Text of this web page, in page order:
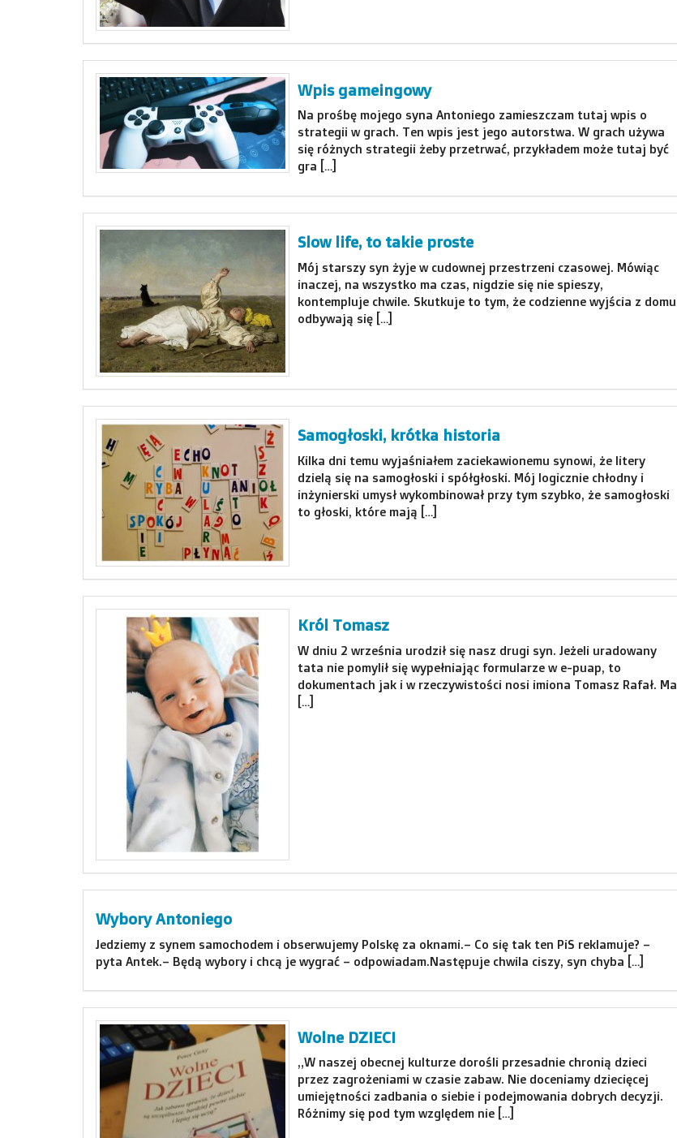
Wpis gameingowy
Na prośbę mojego syna Antoniego zamieszczam tutaj wpis o
strategii w grach. Ten wpis jest jego autorstwa. W grach używa
się różnych strategii żeby przetrwać, przykładem może tutaj być
gra […]
Slow life, to takie proste
Mój starszy syn żyje w cudownej przestrzeni czasowej. Mówiąc
inaczej, na wszystko ma czas, nigdzie się nie spieszy,
kontempluje chwile. Skutkuje to tym, że codzienne wyjścia z domu
odbywają się […]
Samogłoski, krótka historia
Kilka dni temu wyjaśniałem zaciekawionemu synowi, że litery
dzielą się na samogłoski i spółgłoski. Mój logicznie chłodny i
inżynierski umysł wykombinował przy tym szybko, że samogłoski
to głoski, które mają […]
Król Tomasz
W dniu 2 września urodził się nasz drugi syn. Jeżeli uradowany
tata nie pomylił się wypełniając formularze w e-puap, to
dokumentach jak i w rzeczywistości nosi imiona Tomasz Rafał. Ma
[…]
Wybory Antoniego
Jedziemy z synem samochodem i obserwujemy Polskę za oknami.– Co się tak ten PiS reklamuje? –
pyta Antek.– Będą wybory i chcą je wygrać – odpowiadam.Następuje chwila ciszy, syn chyba […]
Wolne DZIECI
„W naszej obecnej kulturze dorośli przesadnie chronią dzieci
przez zagrożeniami w czasie zabaw. Nie doceniamy dziecięcej
umiejętności zadbania o siebie i podejmowania dobrych decyzji.
Różnimy się pod tym względem nie […]